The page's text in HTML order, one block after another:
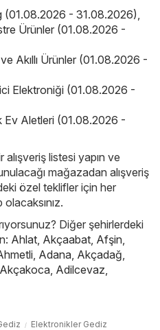
(01.08.2026 - 31.08.2026)
Ürünler (01.08.2026 -
Akıllı Ürünler (01.08.2026 -
Elektroniği (01.08.2026 -
Ev Aletleri (01.08.2026 -
alışveriş listesi yapın ve
mağazadan alışveriş
özel teklifler için her
Diğer şehirlerdeki
Ahlat Akçaabat Afşin
Adana Akçadağ
Akçakoca Adilcevaz
Elektronikler Gediz